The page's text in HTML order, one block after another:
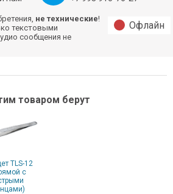
не технические!
текстовыми
сообщения не
Офлайн
товаром берут
TLS-12
с